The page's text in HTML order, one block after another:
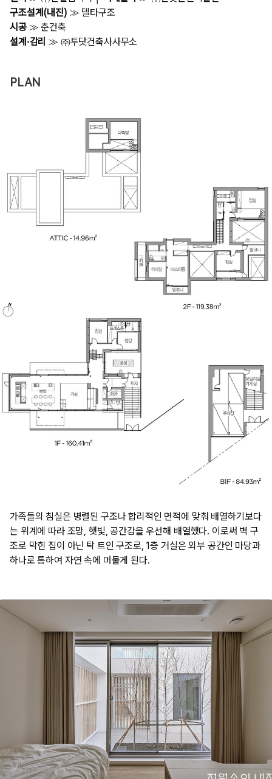
구조설계(내진) ≫ 델타구조
시공≫ 춘건축
설계·감리 ≫ ㈜투닷건축사사무소
PLAN
​가족들의 침실은 병렬된 구조나 합리적인 면적에 맞춰 배열하기보다
는 위계에 따라 조망, 햇빛, 공간감을 우선해 배열했다. 이로써 벽 구
조로 막힌 집이 아닌 탁 트인 구조로, 1층 거실은 외부 공간인 마당과
하나로 통하여 자연 속에 머물게 된다.